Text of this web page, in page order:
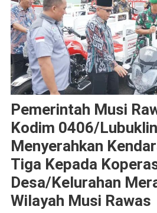
Pemerintah Musi
Kodim 0406/
Menyerahkan
Tiga Kepada
Desa/Kelurahan
Wilayah Musi Rawas